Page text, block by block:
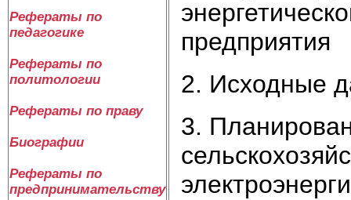
Рефераты по
педагогике
Рефераты по
политологии
Рефераты по праву
Биографии
Рефераты по
предпринимательству
предприятия
2. Исходные
3.